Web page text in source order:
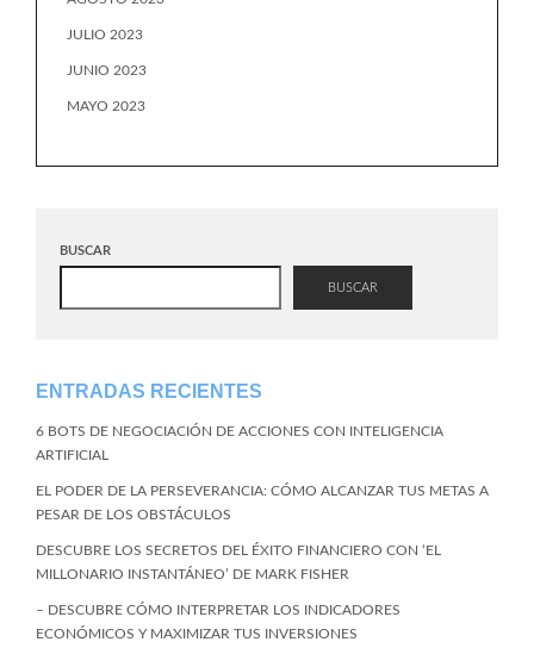
JULIO 2023
JUNIO 2023
MAYO 2023
BUSCAR
BUSCAR
ENTRADAS RECIENTES
6 BOTS DE NEGOCIACIÓN DE ACCIONES CON INTELIGENCIA
ARTIFICIAL
EL PODER DE LA PERSEVERANCIA: CÓMO ALCANZAR TUS METAS A
PESAR DE LOS OBSTÁCULOS
DESCUBRE LOS SECRETOS DEL ÉXITO FINANCIERO CON ‘EL
MILLONARIO INSTANTÁNEO’ DE MARK FISHER
– DESCUBRE CÓMO INTERPRETAR LOS INDICADORES
ECONÓMICOS Y MAXIMIZAR TUS INVERSIONES